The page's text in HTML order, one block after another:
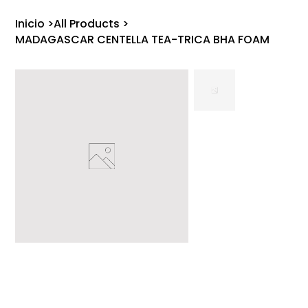
Inicio >All Products >
MADAGASCAR CENTELLA TEA-TRICA BHA FOAM